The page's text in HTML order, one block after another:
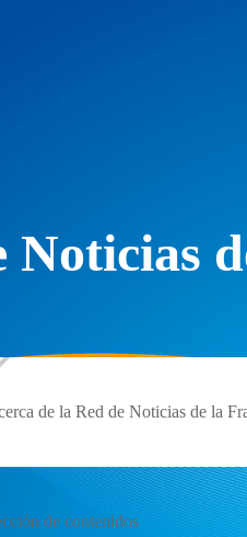
Noticias
de la Red de Noticias de la
de contenidos